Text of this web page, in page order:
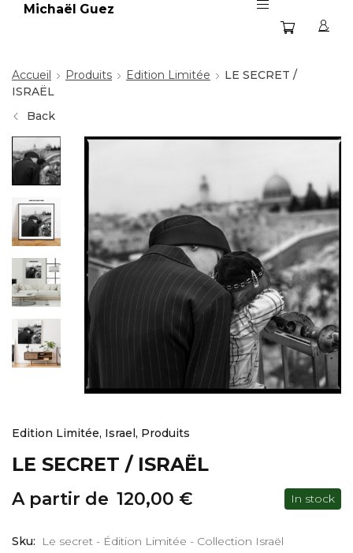
Michaël Guez
Accueil Produits Edition Limitée
LE SECRET /
ISRAËL
Back
Edition Limitée, Israel, Produits
LE SECRET / ISRAËL
A partir de 120,00 € In stock
Sku:
Le secret - Édition Limitée - Collection Israël